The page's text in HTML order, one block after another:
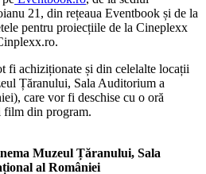
21, din rețeaua Eventbook și de la
pentru proiecțiile de la Cineplexx
fi achiziționate și din celelalte locații
Țăranului, Sala Auditorium a
care vor fi deschise cu o oră
film din program.
Muzeul Țăranului, Sala
al României